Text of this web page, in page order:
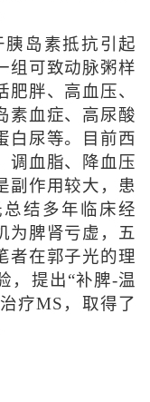
岛素抵抗引起
组可致动脉粥样
胖、高血压、
素血症、高尿酸
白尿等。目前西
调血脂、降血压
副作用较大，患
结多年临床经
为脾肾亏虚，五
者在郭子光的理
，提出“补脾-温
疗MS，取得了